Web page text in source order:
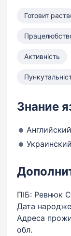
Активність
Знание
ПІБ: Ревнюк
Дата
Адреса
обл.